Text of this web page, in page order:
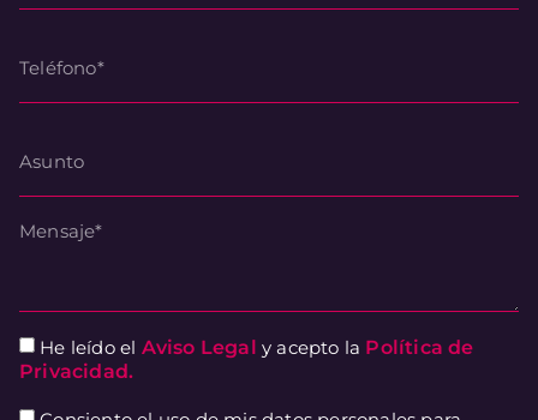
He leído el Aviso Legal y acepto la Política de
Privacidad.